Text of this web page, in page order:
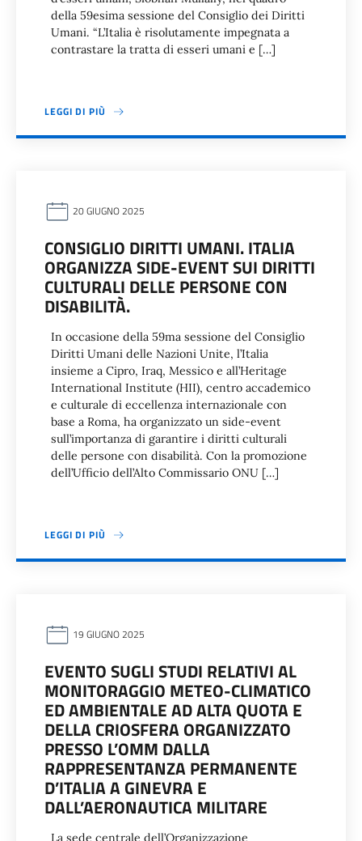
della 59esima sessione del Consiglio dei Diritti
Umani. “L’Italia è risolutamente impegnata a
contrastare la tratta di esseri umani e […]
LEGGI DI PIÙ
20 GIUGNO 2025
CONSIGLIO DIRITTI UMANI. ITALIA
ORGANIZZA SIDE-EVENT SUI DIRITTI
CULTURALI DELLE PERSONE CON
DISABILITÀ.
In occasione della 59ma sessione del Consiglio
Diritti Umani delle Nazioni Unite, l’Italia
insieme a Cipro, Iraq, Messico e all’Heritage
International Institute (HII), centro accademico
e culturale di eccellenza internazionale con
base a Roma, ha organizzato un side-event
sull’importanza di garantire i diritti culturali
delle persone con disabilità. Con la promozione
dell’Ufficio dell’Alto Commissario ONU […]
LEGGI DI PIÙ
19 GIUGNO 2025
EVENTO SUGLI STUDI RELATIVI AL
MONITORAGGIO METEO-CLIMATICO
ED AMBIENTALE AD ALTA QUOTA E
DELLA CRIOSFERA ORGANIZZATO
PRESSO L’OMM DALLA
RAPPRESENTANZA PERMANENTE
D’ITALIA A GINEVRA E
DALL’AERONAUTICA MILITARE
La sede centrale dell’Organizzazione